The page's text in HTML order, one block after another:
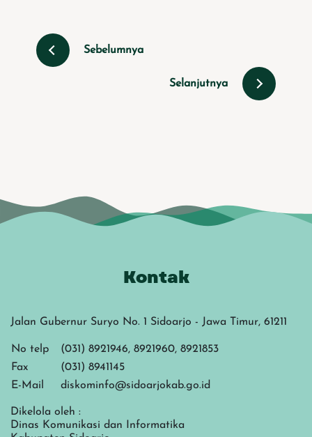
Sebelumnya
Selanjutnya
Kontak
Jalan Gubernur Suryo No. 1 Sidoarjo - Jawa Timur, 61211
No telp
(031) 8921946, 8921960, 8921853
Fax
(031) 8941145
E-Mail
diskominfo@sidoarjokab.go.id
Dikelola oleh :
Dinas Komunikasi dan Informatika